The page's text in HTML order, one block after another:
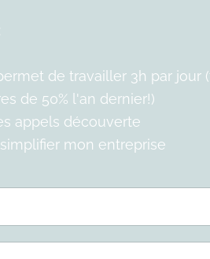
de travailler 3h par jour
de 50% l'an dernier!)
appels découverte
mon entreprise